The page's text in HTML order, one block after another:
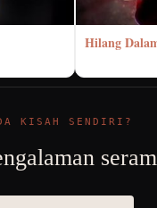
Hilang
KISAH SENDIRI?